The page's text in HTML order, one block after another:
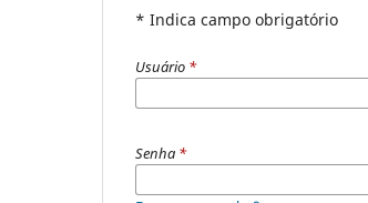
* Indica campo obrigatório
Usuário *
Senha *